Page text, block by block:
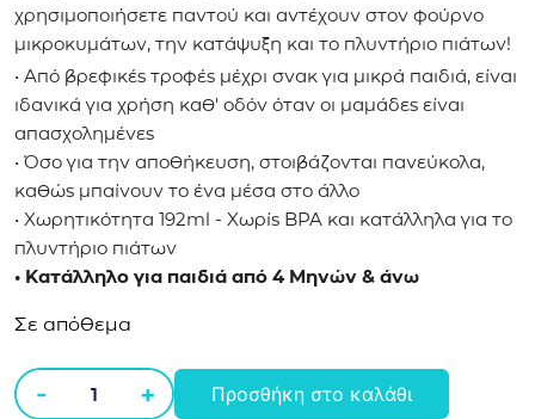
χρησιμοποιήσετε παντού και αντέχουν στον φούρνο
μικροκυμάτων, την κατάψυξη και το πλυντήριο πιάτων!
• Από βρεφικές τροφές μέχρι σνακ για μικρά παιδιά, είναι
ιδανικά για χρήση καθ' οδόν όταν οι μαμάδες είναι
απασχολημένες
• Όσο για την αποθήκευση, στοιβάζονται πανεύκολα,
καθώς μπαίνουν το ένα μέσα στο άλλο
• Χωρητικότητα 192ml - Χωρίς BPA και κατάλληλα για το
πλυντήριο πιάτων
• Κατάλληλο για παιδιά από 4 Μηνών & άνω
Σε απόθεμα
-
4
+ Προσθήκη στο καλάθι